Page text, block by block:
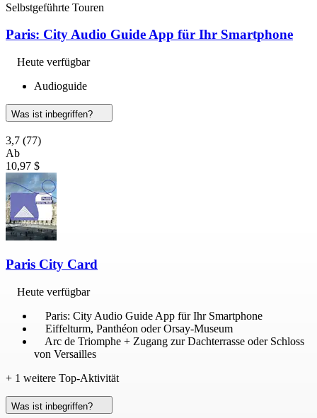
Selbstgeführte Touren
Paris: City Audio Guide App für Ihr Smartphone
Heute verfügbar
Audioguide
Was ist inbegriffen?
3,7 (77)
Ab
10,97 $
Paris City Card
Heute verfügbar
Paris: City Audio Guide App für Ihr Smartphone
Eiffelturm, Panthéon oder Orsay-Museum
Arc de Triomphe + Zugang zur Dachterrasse oder Schloss
von Versailles
+ 1 weitere Top-Aktivität
Was ist inbegriffen?